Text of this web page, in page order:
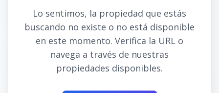
Lo sentimos, la propiedad que estás
buscando no existe o no está disponible
en este momento. Verifica la URL o
navega a través de nuestras
propiedades disponibles.